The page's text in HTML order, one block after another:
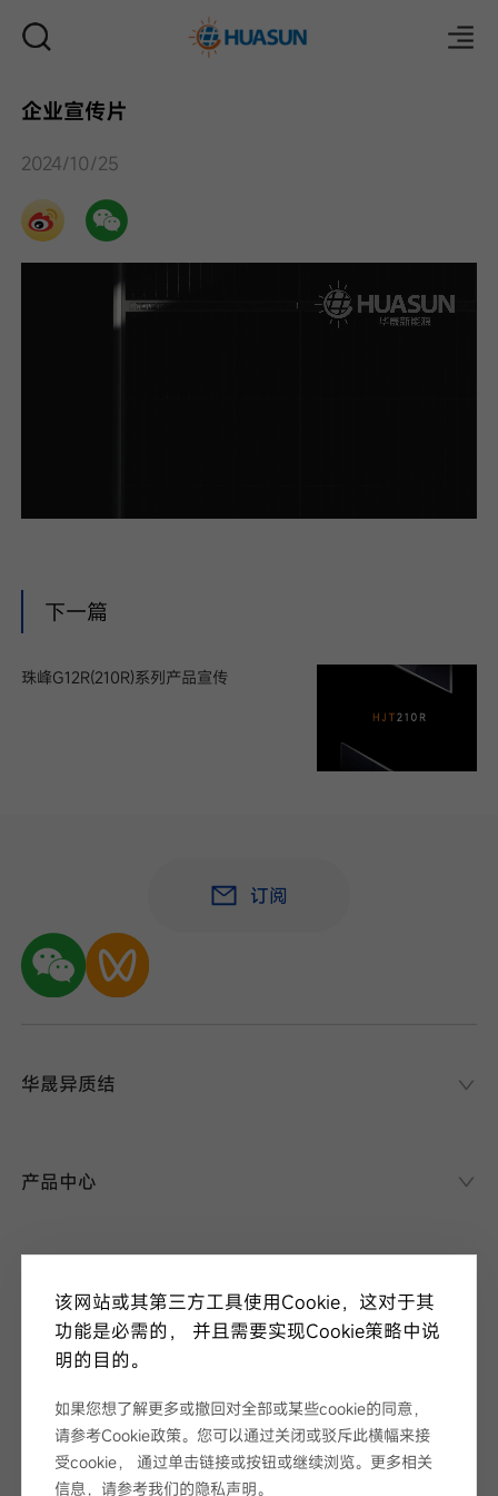
企业宣传片
2024/10/25
下一篇
珠峰G12R(210R)系列产品宣传
订阅
华晟异质结
产品中心
异质结组件
项目案例
走进华晟
研发实力
华晟荣誉
视频
新闻中心
新闻资讯
展会论坛
招标公告
服务支持
该网站或其第三方工具使用Cookie，这对于其
功能是必需的， 并且需要实现Cookie策略中说
明的目的。
如果您想了解更多或撤回对全部或某些cookie的同意，
请参考Cookie政策。您可以通过关闭或驳斥此横幅来接
受cookie， 通过单击链接或按钮或继续浏览。更多相关
信息，请参考我们的隐私声明。